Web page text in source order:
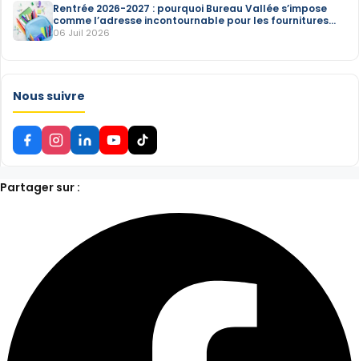
Rentrée 2026-2027 : pourquoi Bureau Vallée s’impose
comme l’adresse incontournable pour les fournitures
scolaires
06 Juil 2026
Nous suivre
Partager sur :